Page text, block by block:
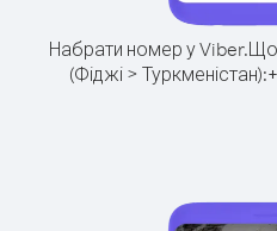
Набрати номер у Viber.
(Фіджі > Туркменістан):+